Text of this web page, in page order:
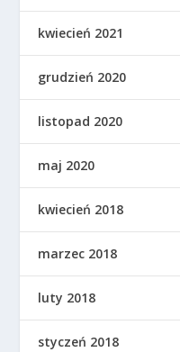
kwiecień 2021
grudzień 2020
listopad 2020
maj 2020
kwiecień 2018
marzec 2018
luty 2018
styczeń 2018